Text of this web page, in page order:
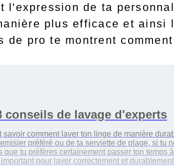
de ta
plus efficace et ainsi
pro te montrent
conseils de lavage d'experts
comment laver ton linge de manière
préféré ou de ta serviette de plage, si
tu préfères certainement passer ton
pour laver correctement et